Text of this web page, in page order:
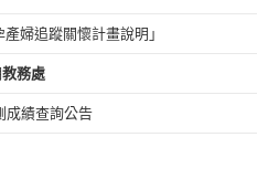
婦追蹤關懷計畫說明」
教務處
成績查詢公告